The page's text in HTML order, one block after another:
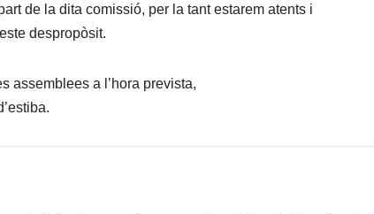
de la dita comissió, per la tant estarem atents i
despropòsit.
assemblees a l’hora prevista,